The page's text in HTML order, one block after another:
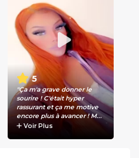
5
"Ça m'a grave donner le
sourire ! C'était hyper
rassurant et ça me motive
encore plus à avancer ! M...
Voir Plus